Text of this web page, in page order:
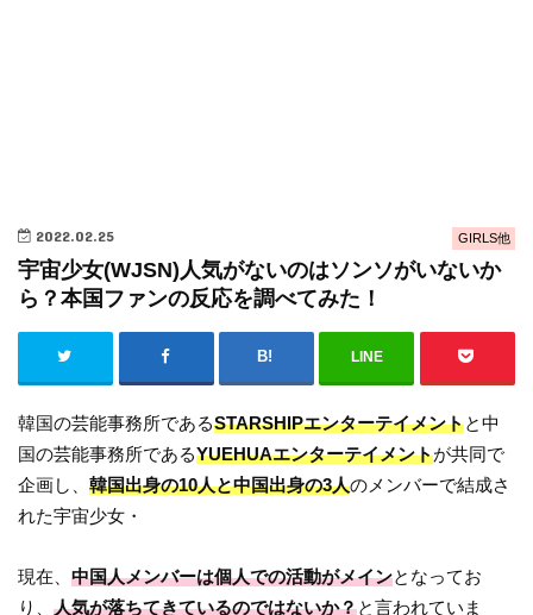
GIRLS他
2022.02.25
宇宙少女(WJSN)人気がないのはソンソがいないか
ら？本国ファンの反応を調べてみた！
LINE
韓国の芸能事務所であるSTARSHIPエンターテイメントと中
国の芸能事務所であるYUEHUAエンターテイメントが共同で
企画し、韓国出身の10人と中国出身の3人のメンバーで結成さ
れた宇宙少女・
現在、中国人メンバーは個人での活動がメインとなってお
り、人気が落ちてきているのではないか？と言われていま